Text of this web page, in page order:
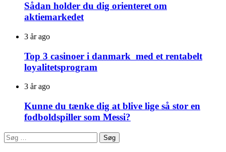
Sådan holder du dig orienteret om
aktiemarkedet
3 år ago
Top 3 casinoer i danmark med et rentabelt
loyalitetsprogram
3 år ago
Kunne du tænke dig at blive lige så stor en
fodboldspiller som Messi?
Søg
efter: